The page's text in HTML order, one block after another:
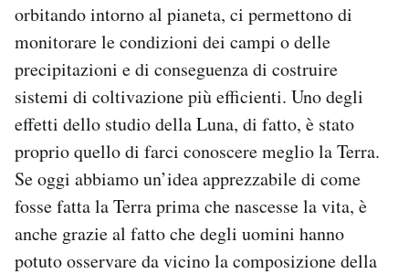
orbitando intorno al pianeta, ci permettono di
monitorare le condizioni dei campi o delle
precipitazioni e di conseguenza di costruire
sistemi di coltivazione più efficienti. Uno degli
effetti dello studio della Luna, di fatto, è stato
proprio quello di farci conoscere meglio la Terra.
Se oggi abbiamo un’idea apprezzabile di come
fosse fatta la Terra prima che nascesse la vita, è
anche grazie al fatto che degli uomini hanno
potuto osservare da vicino la composizione della